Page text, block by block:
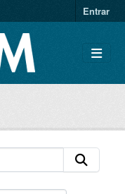
Entrar